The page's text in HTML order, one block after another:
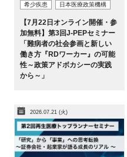
希少疾患
日本医療政策機構
【7月22日オンライン開催・参
加無料】第3回J-PEPセミナー
「難病者の社会参画と新しい
働き方『RDワーカー』の可能
性～政策アドボカシーの実践
から～」
2026.07.21 (火)